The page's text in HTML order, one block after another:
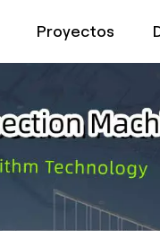
Proyectos